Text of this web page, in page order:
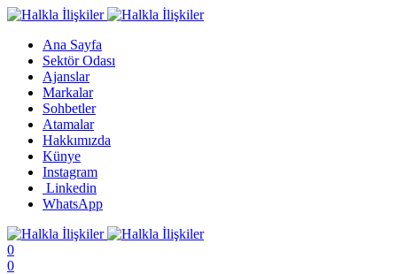
Ana Sayfa
Sektör Odası
Ajanslar
Markalar
Sohbetler
Atamalar
Hakkımızda
Künye
Instagram
Linkedin
WhatsApp
0
0